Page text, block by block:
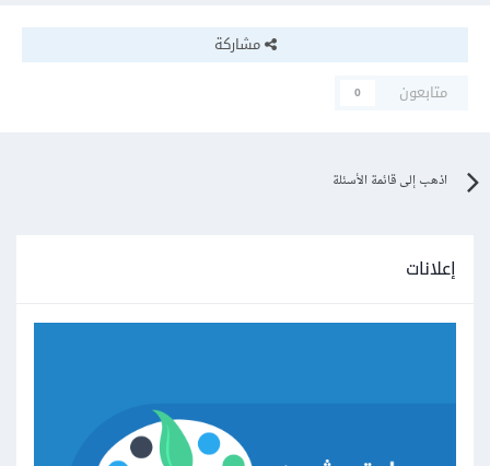
مشاركة
متابعون
0
اذهب إلى قائمة الأسئلة
إعلانات